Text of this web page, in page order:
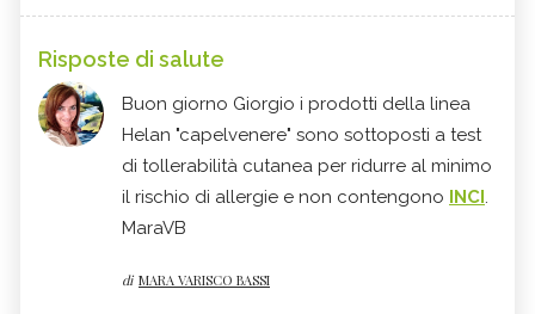
Risposte di salute
Buon giorno Giorgio i prodotti della linea
Helan "capelvenere" sono sottoposti a test
di tollerabilità cutanea per ridurre al minimo
il rischio di allergie e non contengono INCI.
MaraVB
di MARA VARISCO BASSI